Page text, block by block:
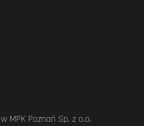
MPK Poznań Sp. z o.o.